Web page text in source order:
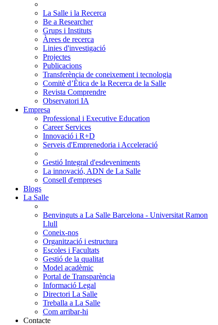
La Salle i la Recerca
Be a Researcher
Grups i Instituts
Àrees de recerca
Linies d'investigació
Projectes
Publicacions
Transferència de coneixement i tecnologia
Comitè d’Ètica de la Recerca de la Salle
Revista Comprendre
Observatori IA
Empresa
Professional i Executive Education
Career Services
Innovació i R+D
Serveis d'Emprenedoria i Acceleració
Gestió Integral d'esdeveniments
La innovació, ADN de La Salle
Consell d'empreses
Blogs
La Salle
Benvinguts a La Salle Barcelona - Universitat Ramon
Llull
Coneix-nos
Organització i estructura
Escoles i Facultats
Gestió de la qualitat
Model acadèmic
Portal de Transparència
Informació Legal
Directori La Salle
Treballa a La Salle
Com arribar-hi
Contacte